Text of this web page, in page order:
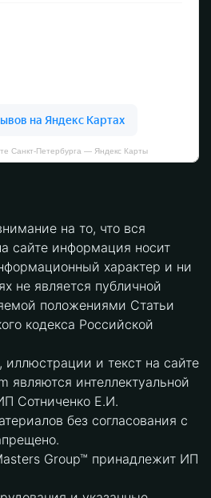
Санкт‑Петербурга — Яндекс Карты
на то, что вся
сайте информация носит
характер и ни
не является публичной
положениями Статьи
кодекса Российской
и текст на сайте
являются интеллектуальной
Сотниченко Е.И.
без согласования с
Group™ принадлежит ИП